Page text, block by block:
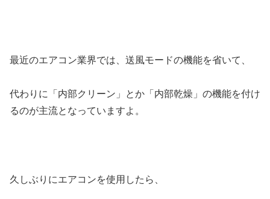
最近のエアコン業界では、送風モードの機能を省いて、
代わりに「内部クリーン」とか「内部乾燥」の機能を付け
るのが主流となっていますよ。
久しぶりにエアコンを使用したら、